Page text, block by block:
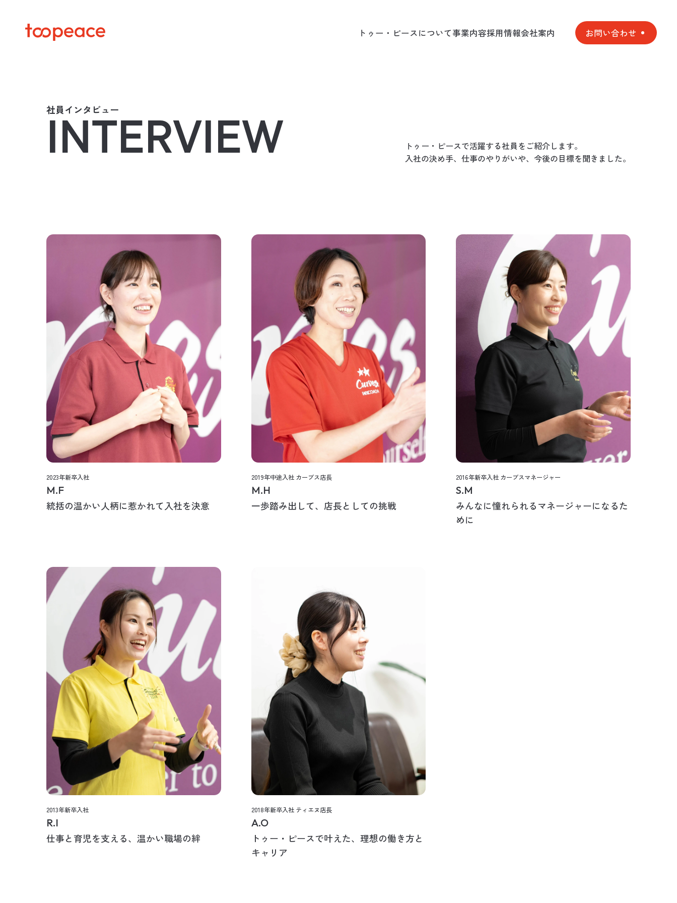
トゥー・ピースについて事業内容採用情報会社案内
お問い合わせ
社員インタビュー
INTERVIEW
トゥー・ピースで活躍する社員をご紹介します。
入社の決め手、仕事のやりがいや、今後の目標を聞きました。
2023年新卒入社
M.F
統括の温かい人柄に惹かれて入社を決意
2019年中途入社 カーブス店長
M.H
一歩踏み出して、店長としての挑戦
2016年新卒入社 カーブスマネージャー
S.M
みんなに憧れられるマネージャーになるた
めに
2013年新卒入社
R.I
仕事と育児を支える、温かい職場の絆
2018年新卒入社 ティエヌ店長
A.O
トゥー・ピースで叶えた、理想の働き方と
キャリア